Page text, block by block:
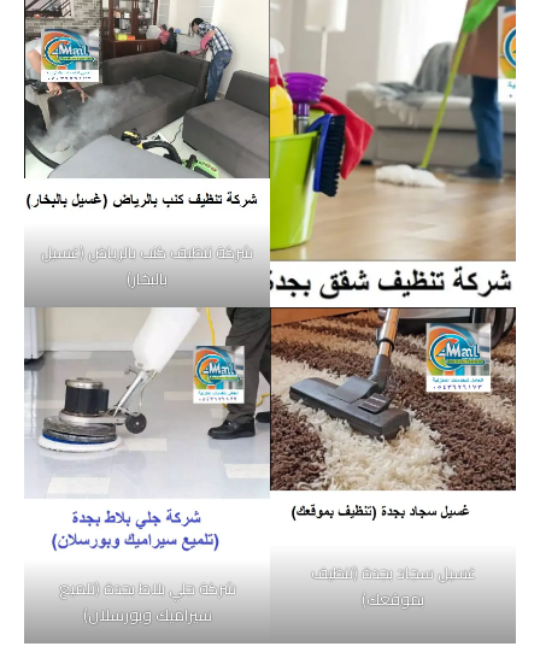
شركة تنظيف كنب بالرياض (غسيل
بالبخار)
غسيل سجاد بجدة (تنظيف
بموقعك)
شركة جلي بلاط بجدة (تلميع
سيراميك وبورسلان)